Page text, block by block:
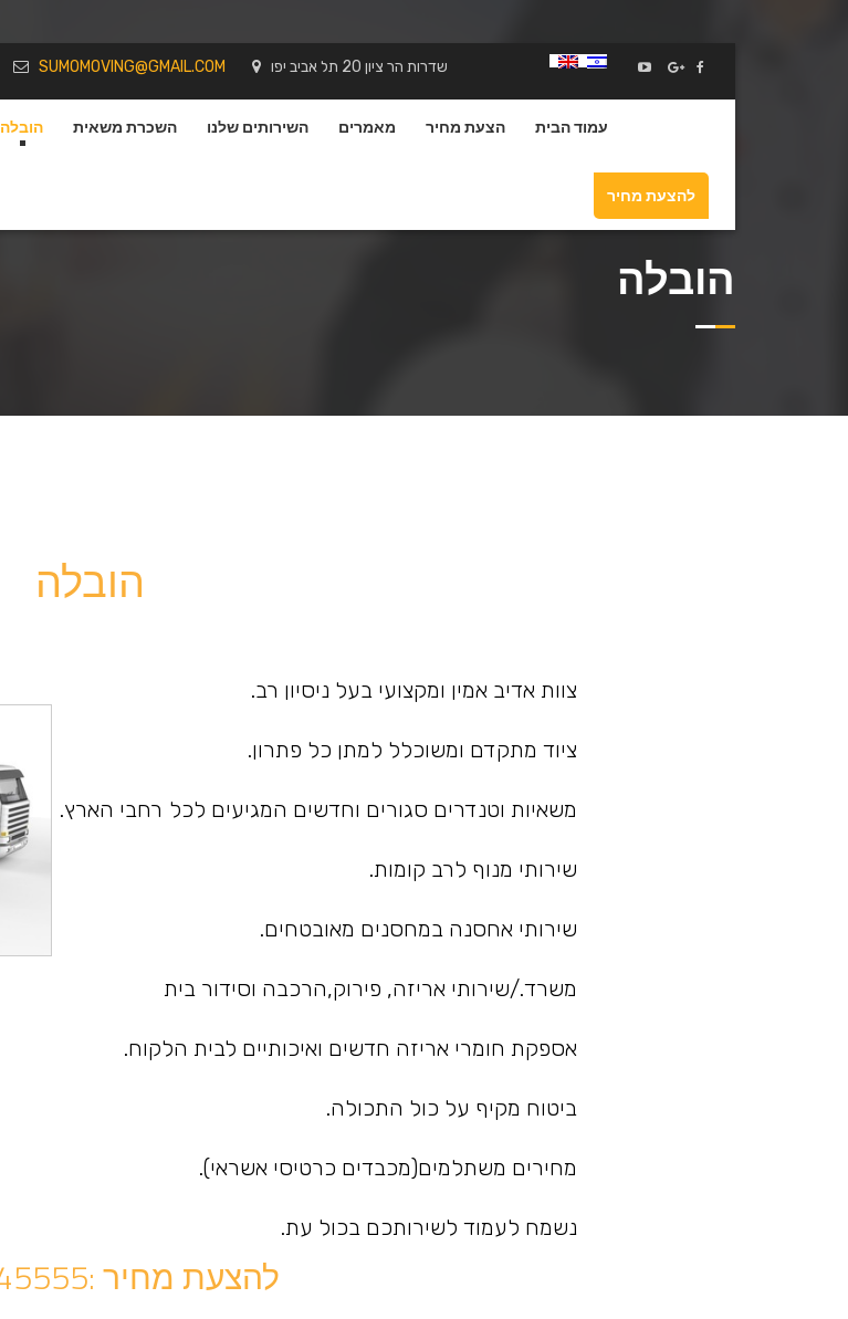
SUMOMOVING@GMAIL.COM שדרות הר ציון 20 תל אביב יפו
עמוד הבית הצעת מחיר מאמרים השירותים שלנו השכרת משאית הובלה
להצעת מחיר
הובלה
הובלה
צוות אדיב אמין ומקצועי בעל ניסיון רב.
ציוד מתקדם ומשוכלל למתן כל פתרון.
משאיות וטנדרים סגורים וחדשים המגיעים לכל רחבי הארץ.
שירותי מנוף לרב קומות.
שירותי אחסנה במחסנים מאובטחים.
משרד./שירותי אריזה, פירוק,הרכבה וסידור בית
אספקת חומרי אריזה חדשים ואיכותיים לבית הלקוח.
ביטוח מקיף על כול התכולה.
מחירים משתלמים(מכבדים כרטיסי אשראי).
נשמח לעמוד לשירותכם בכול עת.
להצעת מחיר :0549945555